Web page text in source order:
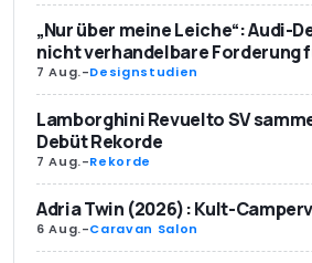
„Nur über meine Leiche“: Audi-
nicht verhandelbare Forderung
7 Aug.-Designstudien
Lamborghini Revuelto SV
Debüt Rekorde
7 Aug.-Rekorde
Adria Twin (2026): Kult-
6 Aug.-Caravan Salon